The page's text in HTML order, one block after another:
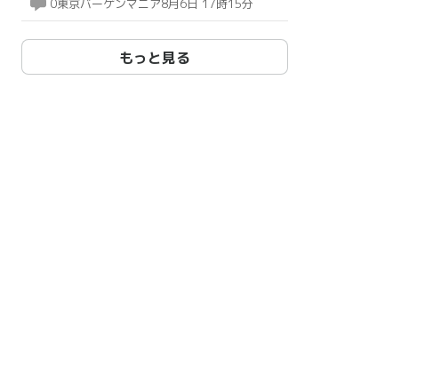
0東京バーゲンマニア8月6日 17時15分
もっと見る